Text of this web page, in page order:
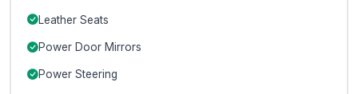
Leather Seats
Power Door Mirrors
Power Steering